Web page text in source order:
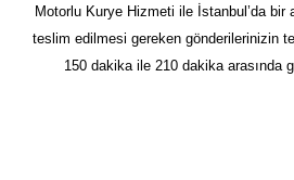
Motorlu Kurye Hizmeti ile İstanbul’da bir
teslim edilmesi gereken gönderilerinizin
150 dakika ile 210 dakika arasında